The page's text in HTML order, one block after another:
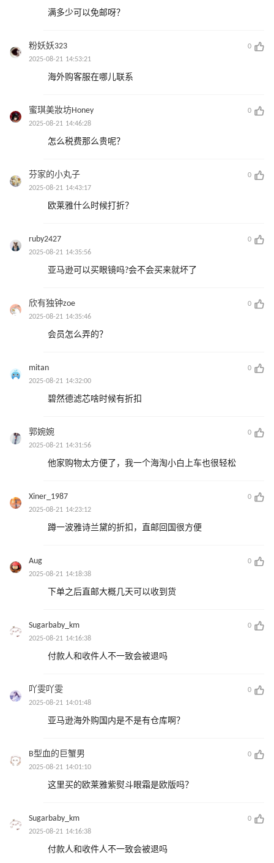
满多少可以免邮呀？
粉妖妖323
0
2025-08-21 14:53:21
海外购客服在哪儿联系
蜜琪美妝坊Honey
0
2025-08-21 14:46:28
怎么税费那么贵呢？
芬家的小丸子
0
2025-08-21 14:43:17
欧莱雅什么时候打折？
ruby2427
0
2025-08-21 14:35:56
亚马逊可以买眼镜吗?会不会买来就坏了
欣有独钟zoe
0
2025-08-21 14:35:46
会员怎么弄的？
mitan
0
2025-08-21 14:32:00
碧然德滤芯啥时候有折扣
郭婉婉
0
2025-08-21 14:31:56
他家购物太方便了，我一个海淘小白上车也很轻松
Xiner_1987
0
2025-08-21 14:23:12
蹲一波雅诗兰黛的折扣，直邮回国很方便
Aug
0
2025-08-21 14:18:38
下单之后直邮大概几天可以收到货
Sugarbaby_km
0
2025-08-21 14:16:38
付款人和收件人不一致会被退吗
吖雯吖雯
0
2025-08-21 14:01:48
亚马逊海外购国内是不是有仓库啊？
B型血的巨蟹男
0
2025-08-21 14:01:10
这里买的欧莱雅紫熨斗眼霜是欧版吗？
Sugarbaby_km
0
2025-08-21 14:16:38
付款人和收件人不一致会被退吗